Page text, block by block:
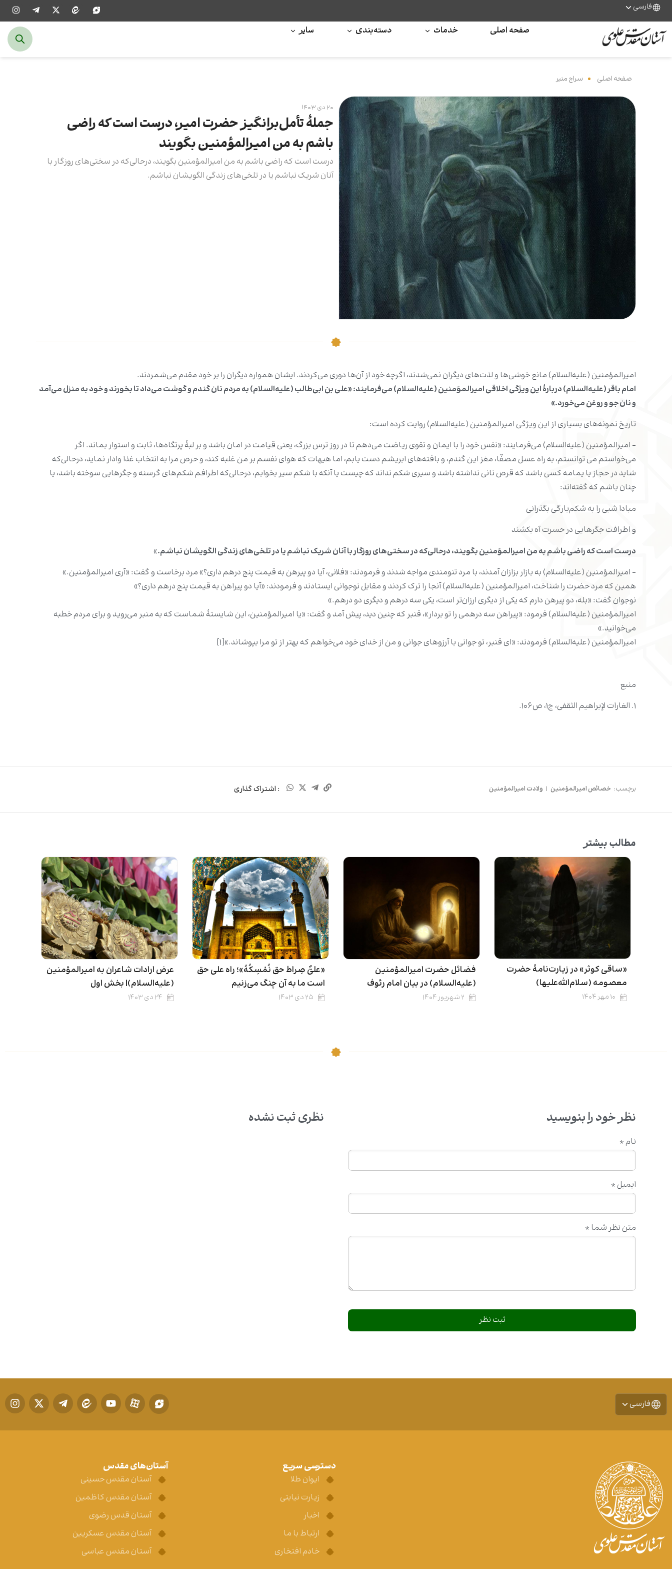
فارسی
صفحه اصلی خدمات دسته‌بندی سایر
صفحه اصلی سراج منیر
۲۰ دی ۱۴۰۳
جملۀ تأمل‌برانگیز حضرت امیر، درست است که راضی
باشم به من امیرالمؤمنین بگویند
درست است که راضی باشم به من اميرالمؤمنین بگویند، درحالی‌که در سختى‌هاى روزگار با
آنان شریک نباشم يا در تلخى‌‏هاى زندگى الگویشان نباشم.
امیرالمؤمنین (علیه‌السلام) مانع خوشی‌ها و لذت‌های دیگران نمی‌شدند، اگرچه خود از آن‌ها دوری می‌کردند. ایشان همواره دیگران را بر خود مقدم می‌شمردند.
امام باقر (علیه‌السلام) دربارۀ این ویژگی‌ اخلاقی امیرالمؤمنین (علیه‌السلام) می‌فرمایند: «علی بن ابی‌طالب (علیه‌السلام) به مردم نان گندم و گوشت می‌داد تا بخورند و خود به منزل می‌آمد
و نان جو و روغن می‌خورد.»
تاریخ نمونه‌های بسیاری از این ویژگی‌‌ امیرالمؤمنین (علیه‌السلام) روایت کرده است:
– امیرالمؤمنین (علیه‌السلام) می‌فرمایند‌: «نفس خود را با ایمان و تقوی ریاضت می‌دهم تا در روز ترس بزرگ، یعنی قیامت در امان باشد و بر لبۀ پرتگاه‌ها، ثابت و استوار بماند. اگر
می‌خواستم می ‏توانستم، به راه عسل مصفّا، مغز این گندم، و بافته‏‌هاى ابریشم دست یابم، اما هیهات که هواى نفسم بر من غلبه کند، و حرص مرا به انتخاب غذا وادار نماید، درحالى‌که
شاید در حجاز یا یمامه کسى باشد که قرص نانی نداشته باشد و سیری شکم نداند که چیست یا آنکه با شکم سیر بخوابم، درحالى‌که اطرافم شکم‌هاى گرسنه و جگرهایی سوخته باشد، یا
چنان باشم که گفته‌اند:
مبادا شبی را به شکم‌بارگی بگذرانی
و اطرافت جگرهایی در حسرت آه بکشند
درست است که راضی باشم به من امیرالمؤمنین بگویند، درحالی‌که در سختى‌هاى روزگار با آنان شریک نباشم یا در تلخى‌‏هاى زندگى الگویشان نباشم.»
– امیرالمؤمنین (علیه‌السلام) به بازار بزازان آمدند، با مرد تنومندی مواجه شدند و فرمودند: «فلانی، آیا دو پیرهن به قیمت پنج درهم داری؟» مرد برخاست و گفت: «آری امیرالمؤمنین.»
همین که مرد حضرت را شناخت، امیرالمؤمنین (علیه‌السلام) آنجا را ترک کردند و مقابل نوجوانی ایستادند و فرمودند: «آیا دو پیراهن به قیمت پنج درهم داری؟»
نوجوان گفت: «بله، دو پیرهن دارم که یکی از دیگری ارزان‌تر است، یکی سه درهم و دیگری دو درهم.»
امیرالمؤمنین (علیه‌السلام) فرمود: «پیراهن سه درهمی را تو بردار»، قنبر که چنین دید، پیش آمد و گفت: «یا امیرالمؤمنین، این شایستۀ شماست که به منبر می‌روید و برای مردم خطبه
می‌خوانید.»
امیرالمؤمنین (علیه‌السلام) فرمودند: «ای قنبر، تو جوانی با آرزوهای جوانی و من از خدای خود می‌خواهم که بهتر از تو مرا بپوشاند.»[۱]
منبع
۱. الغارات لإبراهیم الثقفی، ج۱، ص۱۰۶.
برچسب: خصائص امیرالمؤمنین | ولادت امیرالمؤمنین : اشتراک گذاری
مطالب بیشتر
«ساقی کوثر» در زیارت‌نامۀ حضرت
معصومه (سلام‌الله‌علیها)
۱۰ مهر ۱۴۰۴
فضائل حضرت امیرالمؤمنین
(علیه‌السلام) در بیان امام رئوف
۲ شهریور ۱۴۰۴
«علیٌّ صِراط حق نُمْسِکُهُ»؛ راه علی حق
است ما به آن چنگ می‌زنیم
۲۵ دی ۱۴۰۳
عرض ارادات شاعران به امیرالمؤمنین
(علیه‌السلام)| بخش اول
۲۴ دی ۱۴۰۳
نظر خود را بنویسید
متن نظر شما *
نام *
ایمیل *
نظری ثبت نشده
فارسی
دسترسی سریع
ایوان طلا
زیارت نیابتی
اخبار
ارتباط با ما
خادم افتخاری
آستان‌های مقدس
آستان مقدس حسینی
آستان مقدس کاظمین
آستان قدس رضوی
آستان مقدس عسکریین
آستان مقدس عباسی